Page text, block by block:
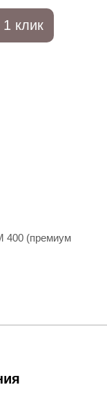
клик
(премиум